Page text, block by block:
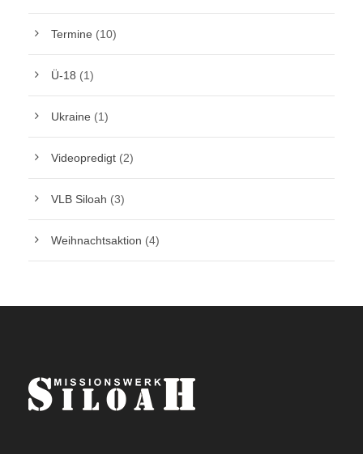
Termine (10)
Ü-18 (1)
Ukraine (1)
Videopredigt (2)
VLB Siloah (3)
Weihnachtsaktion (4)